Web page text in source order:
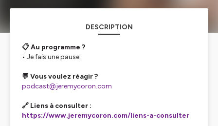
DESCRIPTION
📋 Au programme ?
• Je fais une pause.
💬 Vous voulez réagir ?
podcast@jeremycoron.com
🔗 Liens à consulter :
https://www.jeremycoron.com/liens-a-consulter